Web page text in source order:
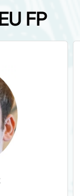
FP